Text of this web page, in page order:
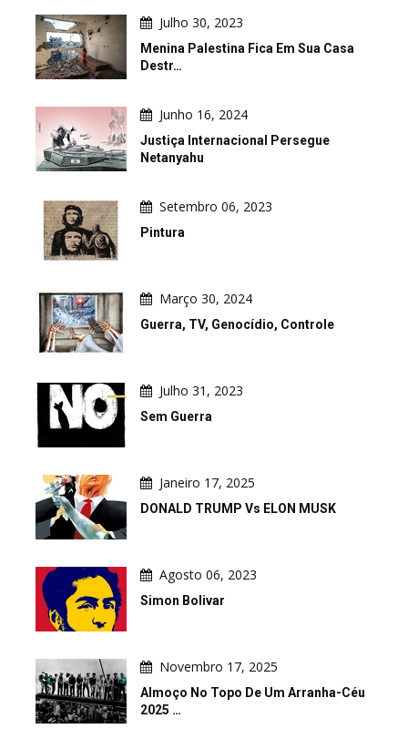
Julho 30, 2023
Menina Palestina Fica Em Sua Casa
Destr…
Junho 16, 2024
Justiça Internacional Persegue
Netanyahu
Setembro 06, 2023
Pintura
Março 30, 2024
Guerra, TV, Genocídio, Controle
Julho 31, 2023
Sem Guerra
Janeiro 17, 2025
DONALD TRUMP Vs ELON MUSK
Agosto 06, 2023
Simon Bolivar
Novembro 17, 2025
Almoço No Topo De Um Arranha-Céu
2025 …